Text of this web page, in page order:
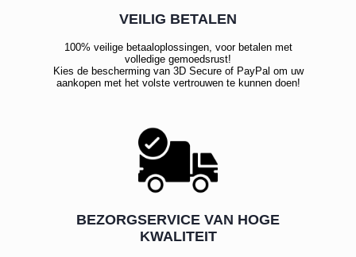
VEILIG BETALEN
100% veilige betaaloplossingen, voor betalen met
volledige gemoedsrust!
Kies de bescherming van 3D Secure of PayPal om uw
aankopen met het volste vertrouwen te kunnen doen!
BEZORGSERVICE VAN HOGE
KWALITEIT